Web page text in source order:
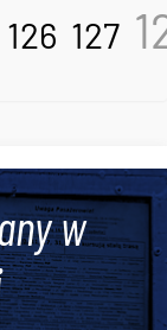
126 127
w